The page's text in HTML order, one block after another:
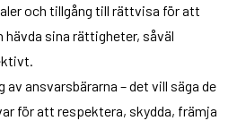
och tillgång till rättvisa för att
hävda sina rättigheter, såväl
ansvarsbärarna – det vill säga de
för att respektera, skydda, främja